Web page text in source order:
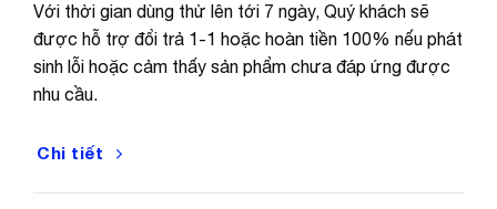
Với thời gian dùng thử lên tới 7 ngày, Quý khách sẽ
được hỗ trợ đổi trả 1-1 hoặc hoàn tiền 100% nếu phát
sinh lỗi hoặc cảm thấy sản phẩm chưa đáp ứng được
nhu cầu.
Chi tiết